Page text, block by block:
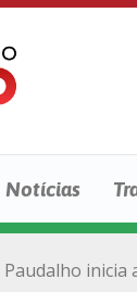
Notícias
Paudalho inicia